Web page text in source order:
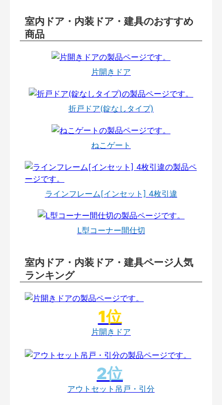
室内ドア・内装ドア・建具のおすすめ
商品
片開きドア
折戸ドア(錠なしタイプ)
ねこゲート
ラインフレーム[インセット] 4枚引違
L型コーナー間仕切
室内ドア・内装ドア・建具ページ人気
ランキング
片開きドア
アウトセット吊戸・引分